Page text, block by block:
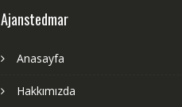
Ajanstedmar
Anasayfa
Hakkımızda